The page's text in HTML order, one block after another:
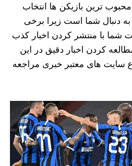
ترین بازیکن ها انتخاب
دنبال شما است زیرا برخی
شما با منتشر کردن اخبار کذب
کردن اخبار دقیق در این
سایت های معتبر خبری مراجعه